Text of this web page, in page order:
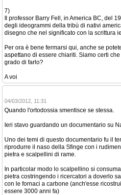
7)
Il professor Barry Fell, in America BC, del
degli ideogrammi della tribù di nativi
disegno che nel significato con la scrittura
Per ora è bene fermarsi qui, anche se
aspettano di essere chiariti. Siamo certi
grado di farlo?
A voi
04/03/2012, 11:31
Quando l'ortodossia smentisce se stessa.
Ieri stavo guardando un documentario su
Uno dei temi di questo documentario fu il
riprodurre il naso della Sfinge con i
pietra e scalpellini di rame.
In particolar modo lo scalpellino si
pietra costringendo i ricercatori a doverlo
con le fornaci a carbone (anch'esse
essere 3000 anni fa)